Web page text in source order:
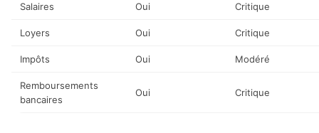
Salaires Oui Critique
Loyers Oui Critique
Impôts Oui Modéré
Remboursements
bancaires
Oui Critique